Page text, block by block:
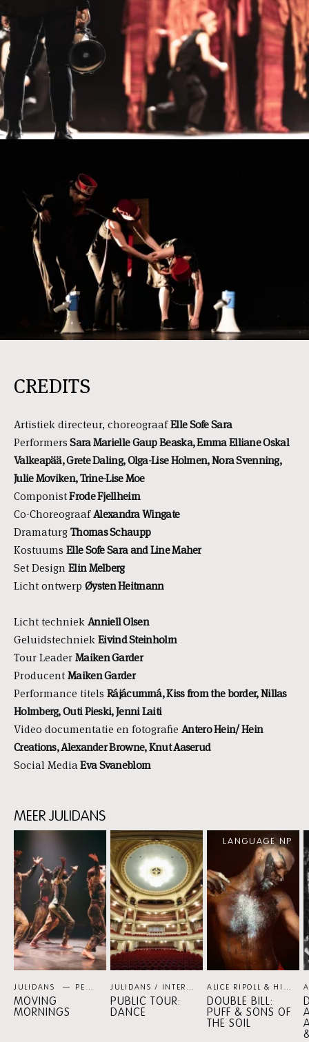
CREDITS
Artistiek directeur, choreograafElle Sofe Sara
Performers Sara Marielle Gaup Beaska, Emma Elliane Oskal
Valkeapää, Grete Daling, Olga-Lise Holmen, Nora Svenning,
Julie Moviken, Trine-Lise Moe
ComponistFrode Fjellheim
Co-ChoreograafAlexandra Wingate
DramaturgThomas Schaupp
Kostuums Elle Sofe Sara and Line Maher
Set Design Elin Melberg
Licht ontwerp Øysten Heitmann
Licht techniekAnniell Olsen
GeluidstechniekEivind Steinholm
Tour LeaderMaiken Garder
ProducentMaiken Garder
Performance titels Rájácummá, Kiss from the border, Nillas
Holmberg, Outi Pieski, Jenni Laiti
Video documentatie en fotografie Antero Hein/ Hein
Creations, Alexander Browne, Knut Aaserud
Social MediaEva Svaneblom
MEER JULIDANS
Skip
MEER
JULIDANS
JULIDANS PERSPECTIEF
MOVING
MORNINGS
JULIDANS / INTERNATIONAAL THEATER AMSTERDAM
PUBLIC TOUR:
DANCE
LANGUAGE NP
ALICE RIPOLL & HILTINHO FANTÁSTICO / SHEREE LENTING
DOUBLE BILL:
PUFF & SONS OF
THE SOIL